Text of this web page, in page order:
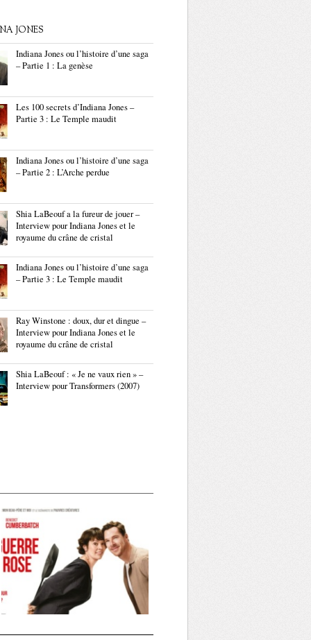
JONES
Indiana Jones ou l’histoire d’une saga
– Partie 1 : La genèse
Les 100 secrets d’Indiana Jones –
Partie 3 : Le Temple maudit
Indiana Jones ou l’histoire d’une saga
– Partie 2 : L’Arche perdue
Shia LaBeouf a la fureur de jouer –
Interview pour Indiana Jones et le
royaume du crâne de cristal
Indiana Jones ou l’histoire d’une saga
– Partie 3 : Le Temple maudit
Ray Winstone : doux, dur et dingue –
Interview pour Indiana Jones et le
royaume du crâne de cristal
Shia LaBeouf : « Je ne vaux rien » –
Interview pour Transformers (2007)